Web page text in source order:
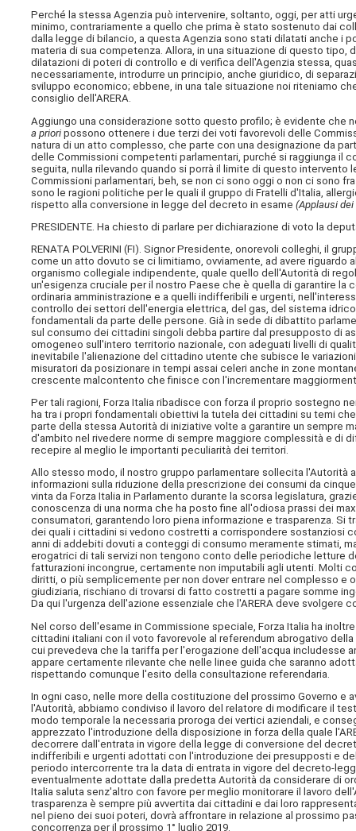
Perché la stessa Agenzia può intervenire, soltanto, oggi, per atti
minimo, contrariamente a quello che prima è stato sostenuto dai
dalla legge di bilancio, a questa Agenzia sono stati dilatati anche i
materia di sua competenza. Allora, in una situazione di questo
dilatazioni di poteri di controllo e di verifica dell'Agenzia stessa,
necessariamente, introdurre un principio, anche giuridico, di
sviluppo economico; ebbene, in una tale situazione noi riteniamo
consiglio dell'ARERA.
Aggiungo una considerazione sotto questo profilo; è evidente che
a priori possono ottenere i due terzi dei voti favorevoli delle
natura di un atto complesso, che parte con una designazione da
delle Commissioni competenti parlamentari, purché si raggiunga il
seguita, nulla rilevando quando si porrà il limite di questo
Commissioni parlamentari, beh, se non ci sono oggi o non ci sono
sono le ragioni politiche per le quali il gruppo di Fratelli d'Italia,
rispetto alla conversione in legge del decreto in esame(Applausi
PRESIDENTE. Ha chiesto di parlare per dichiarazione di voto la
RENATA POLVERINI (FI). Signor Presidente, onorevoli colleghi, il
come un atto dovuto se ci limitiamo, ovviamente, ad avere
organismo collegiale indipendente, quale quello dell'Autorità di
un'esigenza cruciale per il nostro Paese che è quella di garantire
ordinaria amministrazione e a quelli indifferibili e urgenti,
controllo dei settori dell'energia elettrica, del gas, del sistema
fondamentali da parte delle persone. Già in sede di dibattito
sul consumo dei cittadini singoli debba partire dal presupposto di
omogeneo sull'intero territorio nazionale, con adeguati livelli di
inevitabile l'alienazione del cittadino utente che subisce le
misuratori da posizionare in tempi assai celeri anche in zone
crescente malcontento che finisce con l'incrementare
Per tali ragioni, Forza Italia ribadisce con forza il proprio sostegno
ha tra i propri fondamentali obiettivi la tutela dei cittadini su temi
parte della stessa Autorità di iniziative volte a garantire un sempre
d'ambito nel rivedere norme di sempre maggiore complessità e di
recepire al meglio le importanti peculiarità dei territori.
Allo stesso modo, il nostro gruppo parlamentare sollecita l'Autorità
informazioni sulla riduzione della prescrizione dei consumi da
vinta da Forza Italia in Parlamento durante la scorsa legislatura,
conoscenza di una norma che ha posto fine all'odiosa prassi dei
consumatori, garantendo loro piena informazione e trasparenza.
dei quali i cittadini si vedono costretti a corrispondere sostanziosi
anni di addebiti dovuti a conteggi di consumo meramente stimati,
erogatrici di tali servizi non tengono conto delle periodiche letture
fatturazioni incongrue, certamente non imputabili agli utenti. Molti
diritti, o più semplicemente per non dover entrare nel complesso e
giudiziaria, rischiano di trovarsi di fatto costretti a pagare somme
Da qui l'urgenza dell'azione essenziale che l'ARERA deve svolgere
Nel corso dell'esame in Commissione speciale, Forza Italia ha
cittadini italiani con il voto favorevole al referendum abrogativo
cui prevedeva che la tariffa per l'erogazione dell'acqua includesse
appare certamente rilevante che nelle linee guida che saranno
rispettando comunque l'esito della consultazione referendaria.
In ogni caso, nelle more della costituzione del prossimo Governo
l'Autorità, abbiamo condiviso il lavoro del relatore di modificare il
modo temporale la necessaria proroga dei vertici aziendali, e
apprezzato l'introduzione della disposizione in forza della quale
decorrere dall'entrata in vigore della legge di conversione del
indifferibili e urgenti adottati con l'introduzione dei presupposti e
periodo intercorrente tra la data di entrata in vigore del decreto-
eventualmente adottate dalla predetta Autorità da considerare di
Italia saluta senz'altro con favore per meglio monitorare il lavoro
trasparenza è sempre più avvertita dai cittadini e dai loro
nel pieno dei suoi poteri, dovrà affrontare in relazione al prossimo
concorrenza per il prossimo 1° luglio 2019.